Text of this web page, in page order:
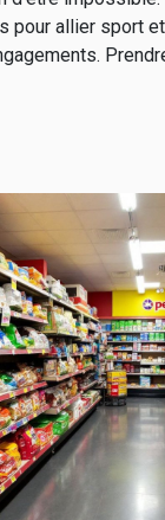
pour allier sport